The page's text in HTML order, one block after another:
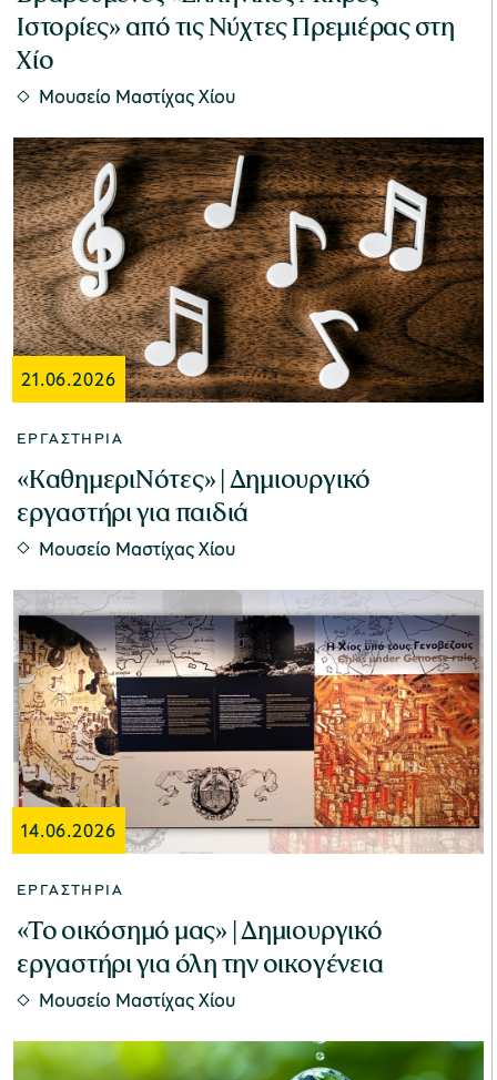
Ιστορίες» από τις Νύχτες Πρεμιέρας στη
Χίο
Μουσείο Μαστίχας Χίου
21.06.2026
ΕΡΓΑΣΤΉΡΙΑ
«ΚαθημεριΝότες» | Δημιουργικό
εργαστήρι για παιδιά
Μουσείο Μαστίχας Χίου
14.06.2026
ΕΡΓΑΣΤΉΡΙΑ
«Το οικόσημό μας» | Δημιουργικό
εργαστήρι για όλη την οικογένεια
Μουσείο Μαστίχας Χίου